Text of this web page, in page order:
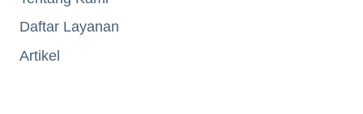
Daftar Layanan
Artikel